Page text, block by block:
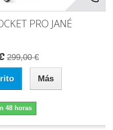
PRO JANÉ
299,00 €
Más
48 horas